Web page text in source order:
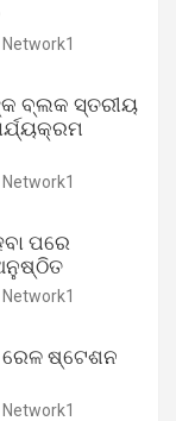
ବ୍ଲକ ସ୍ତରୀୟ
ପରେ
ଅନୁଷ୍ଠିତ
ରେଳ ଷ୍ଟେଶନ